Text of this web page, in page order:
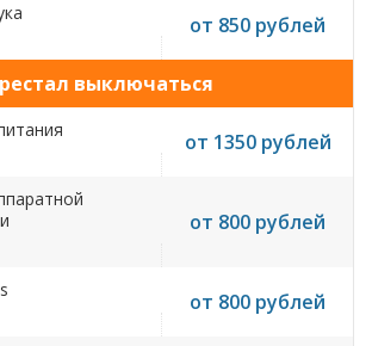
от 850 рублей
выключаться
от 1350 рублей
от 800 рублей
от 800 рублей